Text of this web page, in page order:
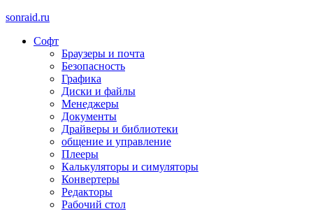
sonraid.ru
Скачивай программы, мини игры
Софт
Браузеры и почта
Безопасность
Графика
Диски и файлы
Менеджеры
Документы
Драйверы и библиотеки
общение и управление
Плееры
Калькуляторы и симуляторы
Конвертеры
Редакторы
Рабочий стол